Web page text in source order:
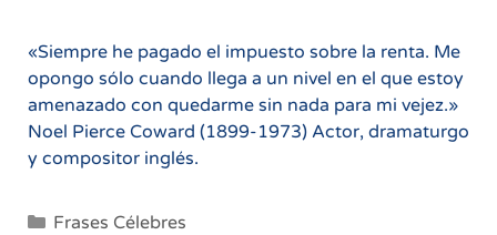
«Siempre he pagado el impuesto sobre la renta. Me
opongo sólo cuando llega a un nivel en el que estoy
amenazado con quedarme sin nada para mi vejez.»
Noel Pierce Coward (1899-1973) Actor, dramaturgo
y compositor inglés.
Categorías
Frases Célebres